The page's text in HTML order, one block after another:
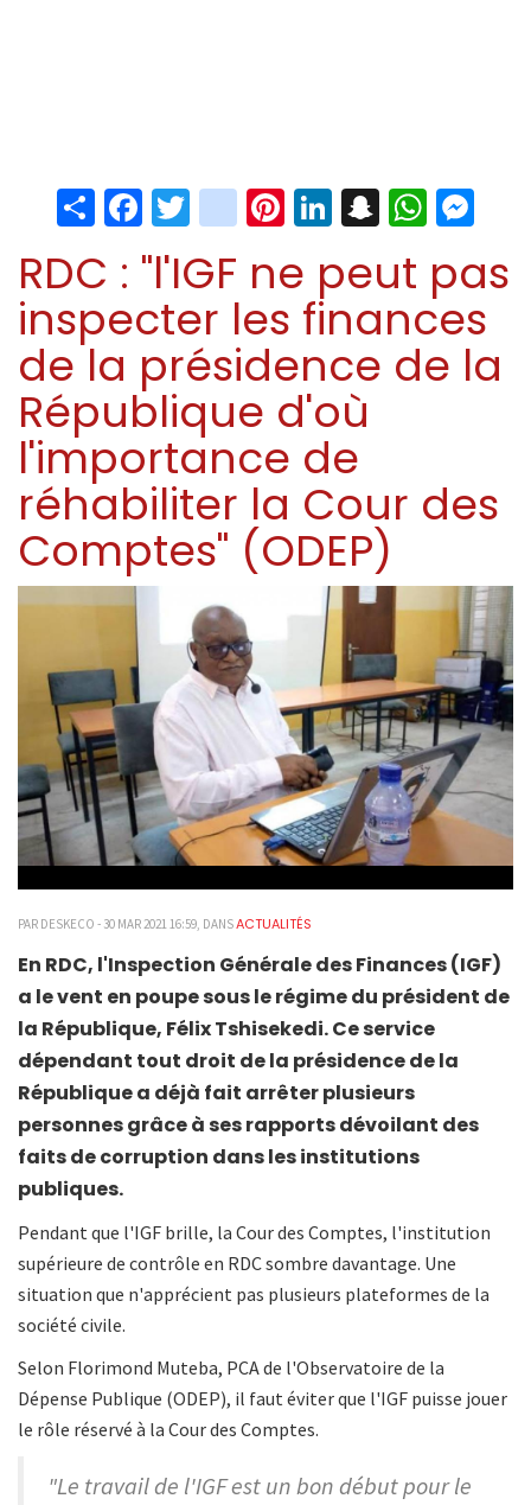
ShareFacebook
Twitter
instagram
Pinterest
LinkedIn
Snapchat
RDC : "l'IGF ne peut pas
inspecter les finances
de la présidence de la
République d'où
l'importance de
réhabiliter la Cour des
Comptes" (ODEP)
PAR DESKECO - 30 MAR 2021 16:59, DANSACTUALITÉS
En RDC, l'Inspection Générale des Finances (IGF)
a le vent en poupe sous le régime du président de
la République, Félix Tshisekedi. Ce service
dépendant tout droit de la présidence de la
République a déjà fait arrêter plusieurs
personnes grâce à ses rapports dévoilant des
faits de corruption dans les institutions
publiques.
Pendant que l'IGF brille, la Cour des Comptes, l'institution
supérieure de contrôle en RDC sombre davantage. Une
situation que n'apprécient pas plusieurs plateformes de la
société civile.
Selon Florimond Muteba, PCA de l'Observatoire de la
Dépense Publique (ODEP), il faut éviter que l'IGF puisse jouer
le rôle réservé à la Cour des Comptes.
"Le travail de l'IGF est un bon début pour le